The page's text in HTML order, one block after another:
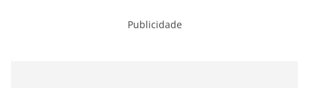
Publicidade